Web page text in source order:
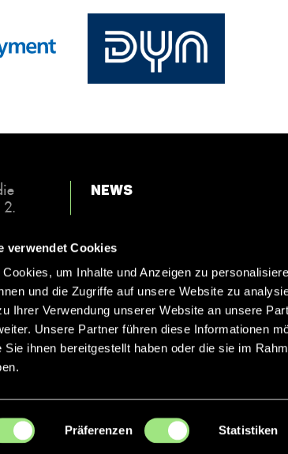
verwendet Cookies
um Inhalte und Anzeigen zu
und die Zugriffe auf unsere Website zu
Ihrer Verwendung unserer Website an unsere
Unsere Partner führen diese Informationen
Sie ihnen bereitgestellt haben oder die sie im
Präferenzen Statistiken
2.
dem
News
Kontakt